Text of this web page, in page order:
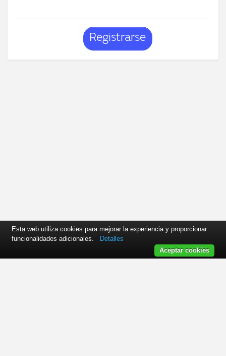
Registrarse
Esta web utiliza cookies para mejorar la experiencia y proporcionar
funcionalidades adicionales.
Detalles
Aceptar cookies